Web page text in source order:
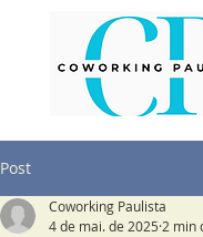
Post
Coworking Paulista
4 de mai. de 2025 2 min